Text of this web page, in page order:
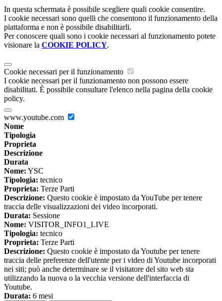
In questa schermata è possibile scegliere quali cookie consentire.
I cookie necessari sono quelli che consentono il funzionamento della
piattaforma e non è possibile disabilitarli.
Per conoscere quali sono i cookie necessari al funzionamento potete
visionare la COOKIE POLICY.
Cookie necessari per il funzionamento
I cookie necessari per il funzionamento non possono essere
disabilitati. È possibile consultare l'elenco nella pagina della cookie
policy.
www.youtube.com
Nome
Tipologia
Proprieta
Descrizione
Durata
Nome: YSC
Tipologia: tecnico
Proprieta: Terze Parti
Descrizione: Questo cookie è impostato da YouTube per tenere
traccia delle visualizzazioni dei video incorporati.
Durata: Sessione
Nome: VISITOR_INFO1_LIVE
Tipologia: tecnico
Proprieta: Terze Parti
Descrizione: Questo cookie è impostato da Youtube per tenere
traccia delle preferenze dell'utente per i video di Youtube incorporati
nei siti; può anche determinare se il visitatore del sito web sta
utilizzando la nuova o la vecchia versione dell'interfaccia di
Youtube.
Durata: 6 mesi